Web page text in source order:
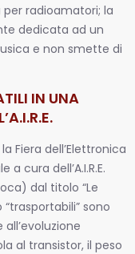
radioamatori; la
dedicata ad un
e non smette di
IN UNA
Fiera dell’Elettronica
cura dell’A.I.R.E.
dal titolo “Le
sono
al transistor, il peso